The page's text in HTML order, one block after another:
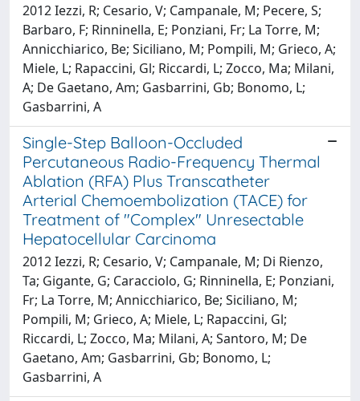
2012 Iezzi, R; Cesario, V; Campanale, M; Pecere, S;
Barbaro, F; Rinninella, E; Ponziani, Fr; La Torre, M;
Annicchiarico, Be; Siciliano, M; Pompili, M; Grieco, A;
Miele, L; Rapaccini, Gl; Riccardi, L; Zocco, Ma; Milani,
A; De Gaetano, Am; Gasbarrini, Gb; Bonomo, L;
Gasbarrini, A
Single-Step Balloon-Occluded
Percutaneous Radio-Frequency Thermal
Ablation (RFA) Plus Transcatheter
Arterial Chemoembolization (TACE) for
Treatment of "Complex" Unresectable
Hepatocellular Carcinoma
2012 Iezzi, R; Cesario, V; Campanale, M; Di Rienzo,
Ta; Gigante, G; Caracciolo, G; Rinninella, E; Ponziani,
Fr; La Torre, M; Annicchiarico, Be; Siciliano, M;
Pompili, M; Grieco, A; Miele, L; Rapaccini, Gl;
Riccardi, L; Zocco, Ma; Milani, A; Santoro, M; De
Gaetano, Am; Gasbarrini, Gb; Bonomo, L;
Gasbarrini, A